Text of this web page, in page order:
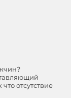
отсутствие